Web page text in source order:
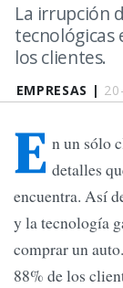
EMPRESAS |
La irrupción
tecnológicas
los clientes.
E n un sólo
detalles
encuentra. Así
y la tecnología
comprar un
88% de los